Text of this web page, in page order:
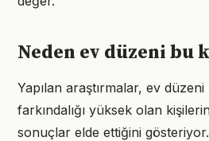
Neden ev düzeni bu
Yapılan araştırmalar, ev
farkındalığı yüksek olan
sonuçlar elde ettiğini